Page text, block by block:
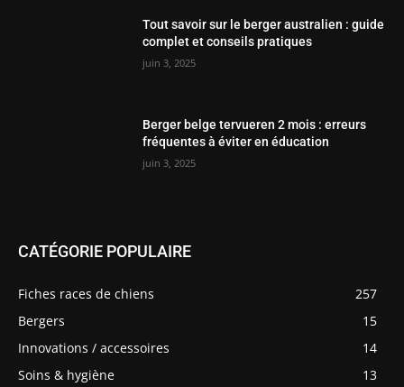
Tout savoir sur le berger australien : guide
complet et conseils pratiques
juin 3, 2025
Berger belge tervueren 2 mois : erreurs
fréquentes à éviter en éducation
juin 3, 2025
CATÉGORIE POPULAIRE
Fiches races de chiens
257
Bergers
15
Innovations / accessoires
14
Soins & hygiène
13